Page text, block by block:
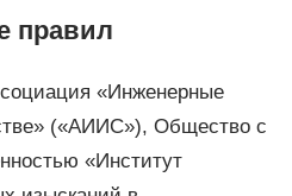
правил
«Инженерные
(«АИИС»), Общество с
«Институт